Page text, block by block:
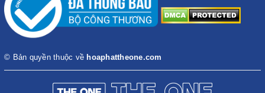
© Bản quyền thuộc về hoaphattheone.com